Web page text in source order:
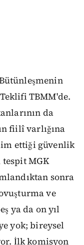
TBMM'de.
da
fiilî varlığına
ettiği güvenlik
MGK
sonra
ve
ya da on yıl
yok; bireysel
İlk komisyon